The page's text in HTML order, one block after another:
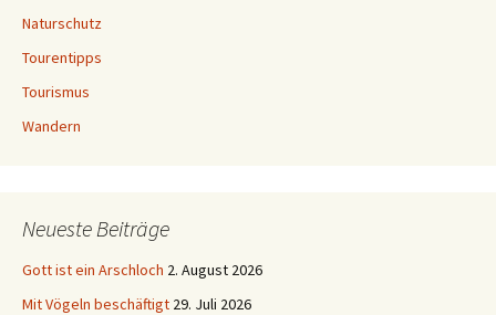
Naturschutz
Tourentipps
Tourismus
Wandern
Neueste Beiträge
Gott ist ein Arschloch 2. August 2026
Mit Vögeln beschäftigt 29. Juli 2026